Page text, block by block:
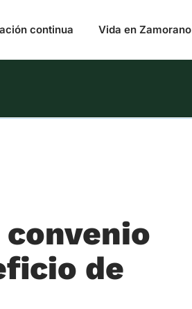
continua Vida en Zamorano
convenio
de